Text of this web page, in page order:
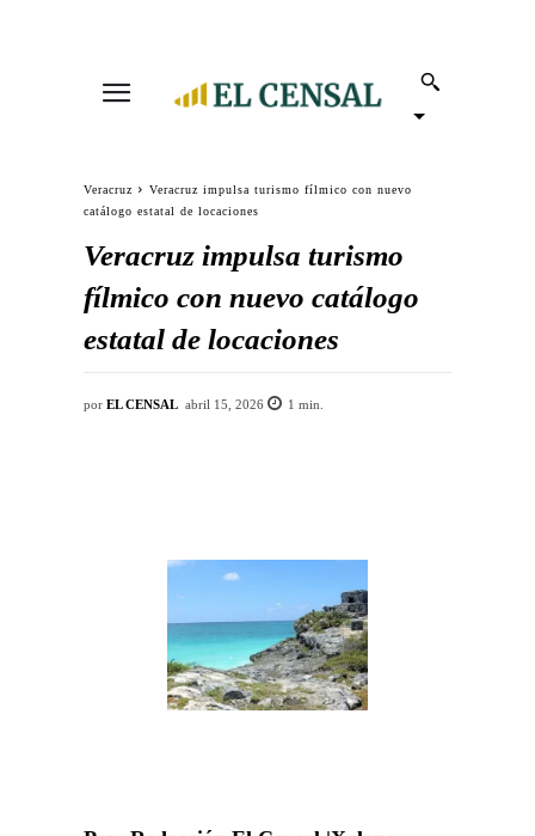
Veracruz
Veracruz impulsa turismo fílmico con nuevo
catálogo estatal de locaciones
Veracruz impulsa turismo
fílmico con nuevo catálogo
estatal de locaciones
por EL CENSAL abril 15, 2026 1 min.